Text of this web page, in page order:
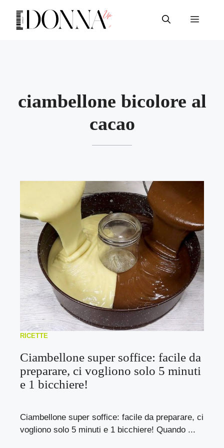
contenuto
Menu
ciambellone bicolore al
cacao
RICETTE
Ciambellone super soffice: facile da
preparare, ci vogliono solo 5 minuti
e 1 bicchiere!
Ciambellone super soffice: facile da preparare, ci
vogliono solo 5 minuti e 1 bicchiere! Quando ...